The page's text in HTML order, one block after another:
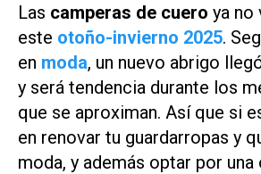
Las camperas de cuero ya no
este otoño-invierno 2025.
en moda, un nuevo abrigo
y será tendencia durante los
que se aproximan. Así que si
en renovar tu guardarropas y
moda, y además optar por una